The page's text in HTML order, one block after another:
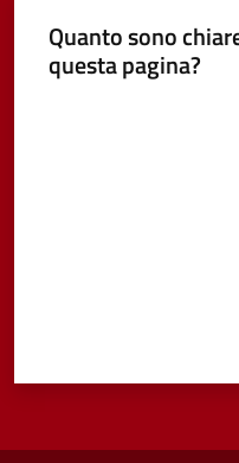
Quanto sono
questa pagina?